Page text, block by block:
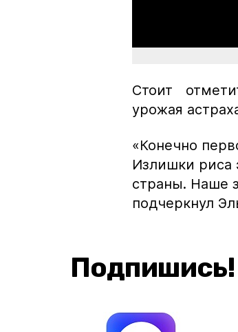
Стоит
урожая
«Конечно
Излишки риса
страны. Наше
подчеркнул
Подпишись!